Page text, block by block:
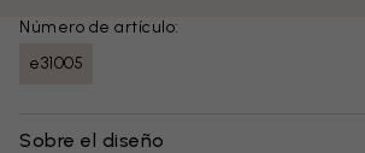
Número de artículo:
e31005
Sobre el diseño